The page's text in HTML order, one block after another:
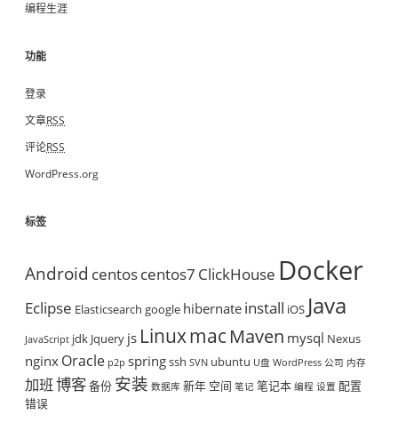
编程生涯
功能
登录
文章RSS
评论RSS
WordPress.org
标签
Android centoscentos7 ClickHouse Docker
Eclipse Elasticsearch google hibernate install iOS Java
JavaScript jdk Jquery js LinuxmacMaven mysql Nexus
nginx Oracle p2p springssh SVN ubuntu U盘 WordPress 公司 内存
加班博客备份 安装 数据库 新年 空间 笔记 笔记本 编程 设置 配置
错误